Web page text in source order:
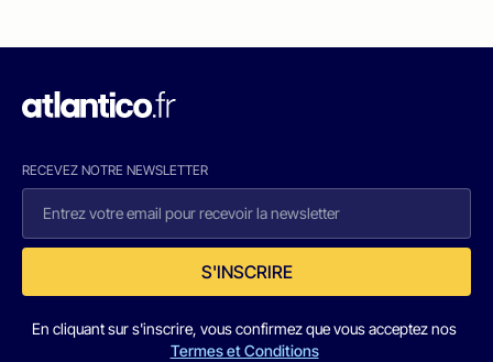
RECEVEZ NOTRE NEWSLETTER
S'INSCRIRE
En cliquant sur s'inscrire, vous confirmez que vous acceptez nos
Termes et Conditions